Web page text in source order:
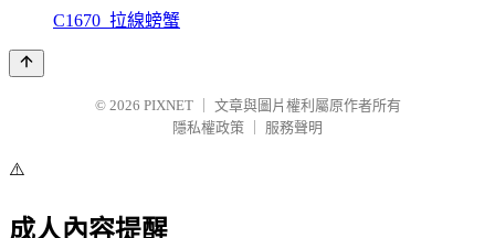
C1670_拉線螃蟹
© 2026 PIXNET
文章與圖片權利屬原作者所有
隱私權政策
服務聲明
⚠️
成人內容提醒